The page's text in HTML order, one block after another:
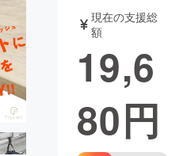
ェット
書籍・雑誌
チャレンジ
現在の支援総
額
19,6
80円